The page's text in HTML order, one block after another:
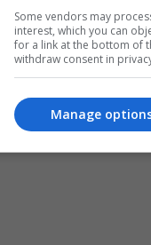
Stoica - miercuri, 14 aprilie 2021
CONDIȚII DE UTILIZARE
rezervate Diaspora
Some vendors may
interest, which you can
for a link at the bottom of
withdraw consent in
Manage